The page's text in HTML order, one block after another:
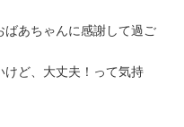
ばあちゃんに感謝して過ご
ど、大丈夫！って気持